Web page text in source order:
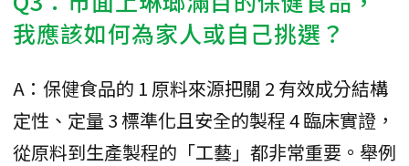
我應該如何為家人或自己挑選？
A：保健食品的 1 原料來源把關 2 有效成分結構
定性、定量 3 標準化且安全的製程 4 臨床實證，
從原料到生產製程的「工藝」都非常重要。舉例